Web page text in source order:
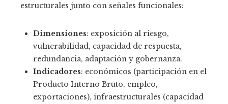
estructurales junto con señales funcionales:
Dimensiones: exposición al riesgo,
vulnerabilidad, capacidad de respuesta,
redundancia, adaptación y gobernanza.
Indicadores: económicos (participación en el
Producto Interno Bruto, empleo,
exportaciones), infraestructurales (capacidad